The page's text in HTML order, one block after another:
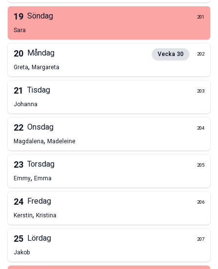
19 Söndag 201
Sara
20 Måndag Vecka 30 202
Greta, Margareta
21 Tisdag 203
Johanna
22 Onsdag 204
Magdalena, Madeleine
23 Torsdag 205
Emmy, Emma
24 Fredag 206
Kerstin, Kristina
25 Lördag 207
Jakob